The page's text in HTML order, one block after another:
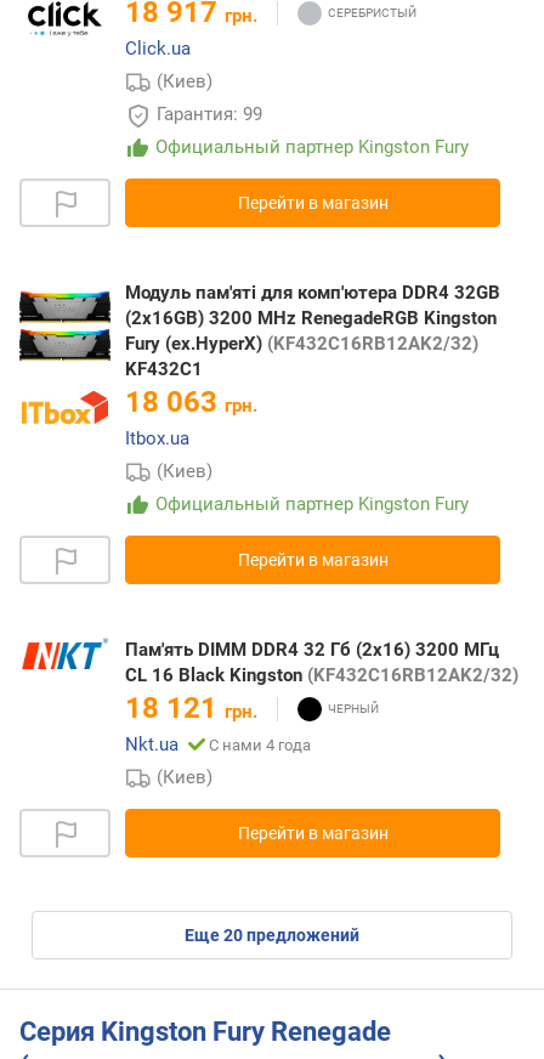
18 917 грн.
Click.ua
(Киев)
Гарантия: 99
Официальный партнер Kingston Fury
Перейти в магазин
Модуль пам'яті для комп'ютера DDR4 32GB
(2x16GB) 3200 MHz RenegadeRGB Kingston
Fury (ex.HyperX) (KF432C16RB12AK2/32)
KF432C1
18 063 грн.
Itbox.ua
(Киев)
Официальный партнер Kingston Fury
Перейти в магазин
Пам'ять DIMM DDR4 32 Гб (2x16) 3200 МГц
CL 16 Black Kingston (KF432C16RB12AK2/32)
18 121 грн.
Nkt.ua
С нами 4 года
(Киев)
Перейти в магазин
eще20предложений
Серия Kingston Fury Renegade